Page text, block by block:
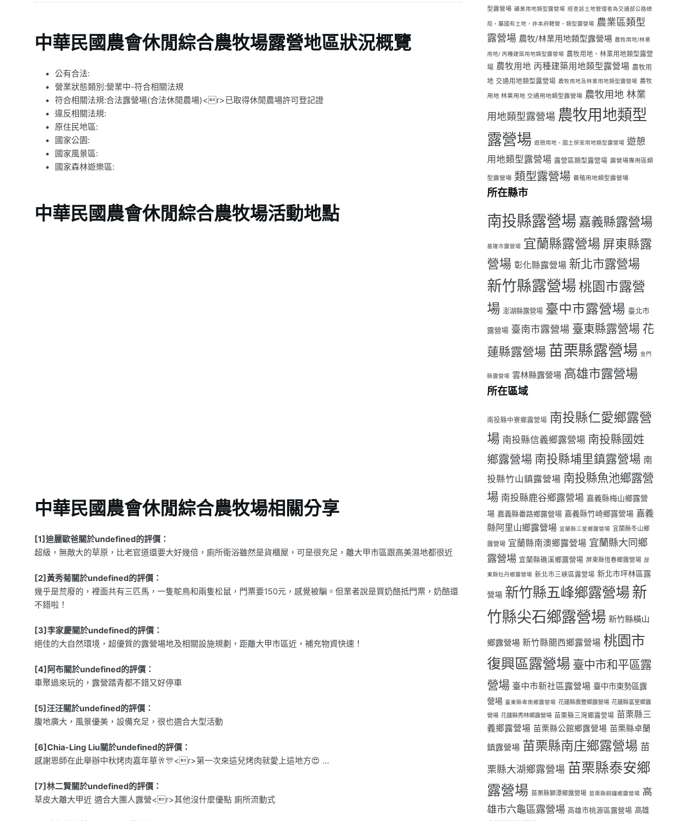
中華民國農會休閒綜合農牧場露營地區狀況概覽
公有合法:
營業狀態類別:營業中-符合相關法規
符合相關法規:合法露營場(合法休閒農場)<r>已取得休閒農場許可登記證
違反相關法規:
原住民地區:
國家公園:
國家風景區:
國家森林遊樂區:
中華民國農會休閒綜合農牧場活動地點
中華民國農會休閒綜合農牧場相關分享
[1]迪麗歐爸關於undefined的評價：
超級，無敵大的草原，比老官道還要大好幾倍，廁所衛浴雖然是貨櫃屋，可是很充足，離大甲市區跟高美濕地都很近
[2]黃秀菊關於undefined的評價：
幾乎是荒廢的，裡面共有三匹馬，一隻鴕鳥和兩隻松鼠，門票要150元，感覺被騙。但業者說是買奶酪抵門票，奶酪還
不錯啦！
[3]李家慶關於undefined的評價：
絕佳的大自然環境，超優質的露營場地及相關設施規劃，距離大甲市區近，補充物資快速！
[4]阿布關於undefined的評價：
車聚過來玩的，露營踏青都不錯又好停車
[5]汪汪關於undefined的評價：
腹地廣大，風景優美，設備充足，很也適合大型活動
[6]Chia-Ling Liu關於undefined的評價：
感謝恩師在此舉辦中秋烤肉嘉年華🥂🎊<r>第一次來這兒烤肉就愛上這地方😍 …
[7]林二賢關於undefined的評價：
草皮大離大甲近 適合大團人露營<r>其他沒什麼優點 廁所流動式
型露營場 礦業用地類型露營場 經查該土地管理者為交通部公路總
局，屬國有土地，非本府轄管。類型露營場 農業區類型
露營場 農牧/林業用地類型露營場 農牧用地/林業
用地/ 丙種建築用地類型露營場 農牧用地、林業用地類型露營
場 農牧用地 丙種建築用地類型露營場 農牧用
地 交通用地類型露營場 農牧用地及林業用地類型露營場 農牧
用地 林業用地 交通用地類型露營場 農牧用地 林業
用地類型露營場 農牧用地類型
露營場 遊憩用地、國土保安用地類型露營場 遊憩
用地類型露營場 露營區類型露營場 露營場專用區類
型露營場 類型露營場 養殖用地類型露營場
所在縣市
南投縣露營場 嘉義縣露營場
基隆市露營場 宜蘭縣露營場 屏東縣露
營場 彰化縣露營場 新北市露營場
新竹縣露營場 桃園市露營
場 澎湖縣露營場 臺中市露營場 臺北市
露營場 臺南市露營場 臺東縣露營場 花
蓮縣露營場 苗栗縣露營場 金門
縣露營場 雲林縣露營場 高雄市露營場
所在區域
南投縣中寮鄉露營場 南投縣仁愛鄉露營
場 南投縣信義鄉露營場 南投縣國姓
鄉露營場 南投縣埔里鎮露營場 南
投縣竹山鎮露營場 南投縣魚池鄉露營
場 南投縣鹿谷鄉露營場 嘉義縣梅山鄉露營
場 嘉義縣番路鄉露營場 嘉義縣竹崎鄉露營場 嘉義
縣阿里山鄉露營場 宜蘭縣三星鄉露營場 宜蘭縣冬山鄉
露營場 宜蘭縣南澳鄉露營場 宜蘭縣大同鄉
露營場 宜蘭縣礁溪鄉露營場 屏東縣恆春鄉露營場 屏
東縣牡丹鄉露營場 新北市三峽區露營場 新北市坪林區露
營場 新竹縣五峰鄉露營場新
竹縣尖石鄉露營場 新竹縣橫山
鄉露營場 新竹縣關西鄉露營場 桃園市
復興區露營場 臺中市和平區露
營場 臺中市新社區露營場 臺中市東勢區露
營場 臺東縣卑南鄉露營場 花蓮縣壽豐鄉露營場 花蓮縣富里鄉露
營場 花蓮縣秀林鄉露營場 苗栗縣三灣鄉露營場 苗栗縣三
義鄉露營場 苗栗縣公館鄉露營場 苗栗縣卓蘭
鎮露營場 苗栗縣南庄鄉露營場 苗
栗縣大湖鄉露營場 苗栗縣泰安鄉
露營場 苗栗縣獅潭鄉露營場 苗栗縣銅鑼鄉露營場 高
雄市六龜區露營場 高雄市桃源區露營場 高雄